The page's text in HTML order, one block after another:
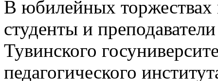
В юбилейных торжествах
студенты и
Тувинского
педагогического